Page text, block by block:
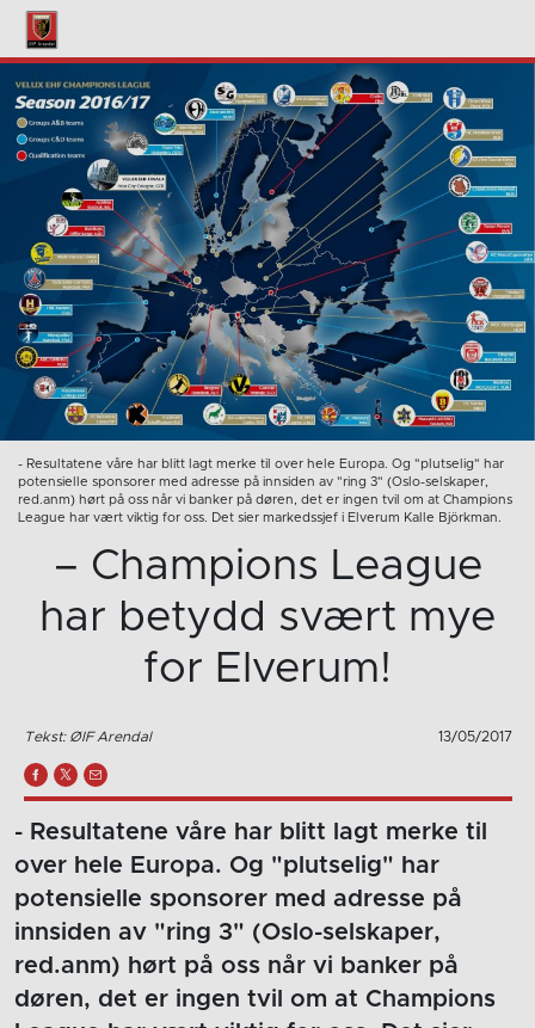
- Resultatene våre har blitt lagt merke til over hele Europa. Og "plutselig" har
potensielle sponsorer med adresse på innsiden av "ring 3" (Oslo-selskaper,
red.anm) hørt på oss når vi banker på døren, det er ingen tvil om at Champions
League har vært viktig for oss. Det sier markedssjef i Elverum Kalle Björkman.
– Champions League
har betydd svært mye
for Elverum!
Tekst: ØIF Arendal 13/05/2017
- Resultatene våre har blitt lagt merke til
over hele Europa. Og "plutselig" har
potensielle sponsorer med adresse på
innsiden av "ring 3" (Oslo-selskaper,
red.anm) hørt på oss når vi banker på
døren, det er ingen tvil om at Champions